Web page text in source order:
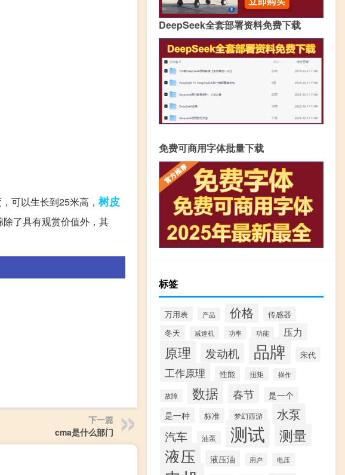
可以生长到25米高， 树皮
了具有观赏价值外，其
下一篇
cma是什么部门
DeepSeek全套部署资料免费下载
免费可商用字体批量下载
标签
万用表 产品 价格
传感器
冬天
减速机 功率 功能 压力
原理 发动机 品牌 宋代
工作原理 性能 扭矩 操作
故障 数据 春节
是一个
是一种
标准 梦幻西游 水泵
汽车 油泵 测试 测量
液压 液压油 用户 电压